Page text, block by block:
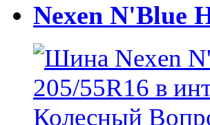
Nexen N'Blue